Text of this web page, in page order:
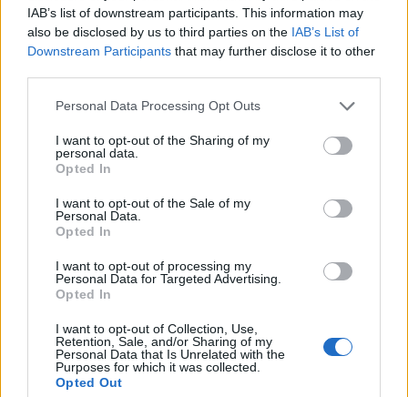
IAB’s list of downstream participants. This information may
also be disclosed by us to third parties on the IAB’s List of
Downstream Participants that may further disclose it to other
Personal Data Processing Opt Outs
I want to opt-out of the Sharing of my
personal data.
Opted In
I want to opt-out of the Sale of my
Personal Data.
Opted In
I want to opt-out of processing my
Personal Data for Targeted Advertising.
Opted In
I want to opt-out of Collection, Use,
Retention, Sale, and/or Sharing of my
Personal Data that Is Unrelated with the
Purposes for which it was collected.
Opted Out
Nelsson, Ebosse; Cham, Serdar, Bernede,
Bradaric; Harroui; Giovane, Sarr. All. Zanetti.